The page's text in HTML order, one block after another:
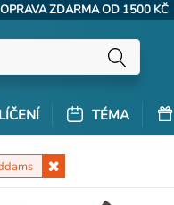
ZDARMA OD 1500 KČ
LÍČENÍ TÉMA